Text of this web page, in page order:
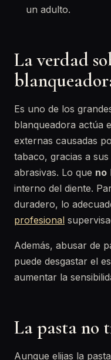
un adulto.
La verdad
Es uno de los
blanqueadora actúa
externas causadas
tabaco, gracias a
abrasivas. Lo que no
interno del diente.
duradero, lo
profesional
Además, abusar de
puede desgastar el
aumentar la
La pasta no
Aunque elijas la